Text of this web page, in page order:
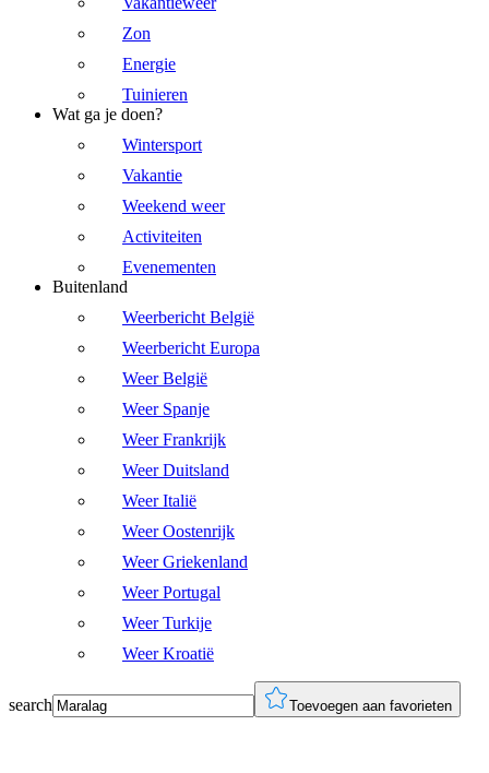
Zon
Energie
Tuinieren
Wat ga je doen?
Wintersport
Vakantie
Weekend weer
Activiteiten
Evenementen
Buitenland
Weerbericht België
Weerbericht Europa
Weer België
Weer Spanje
Weer Frankrijk
Weer Duitsland
Weer Italië
Weer Oostenrijk
Weer Griekenland
Weer Portugal
Weer Turkije
Weer Kroatië
search Toevoegen aan favorieten